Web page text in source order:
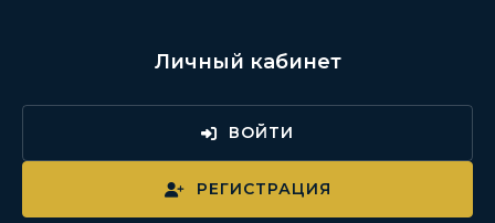
Личный кабинет
ВОЙТИ
РЕГИСТРАЦИЯ